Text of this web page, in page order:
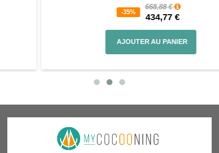
668,88 €
434,77 €
AJOUTER AU PANIER